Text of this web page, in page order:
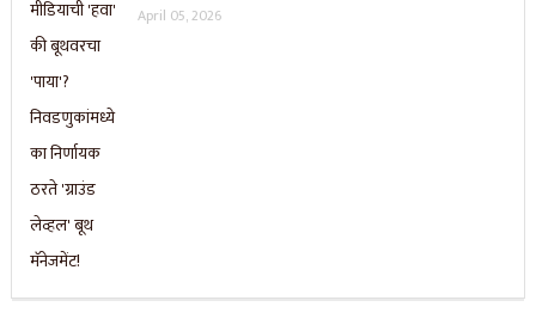
April 05, 2026